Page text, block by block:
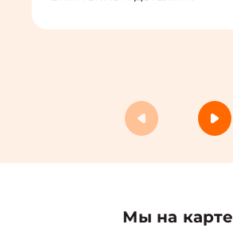
Мы на карте